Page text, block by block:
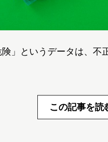
険」というデータは、不
この記事を読